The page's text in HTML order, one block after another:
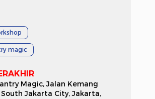
magic
Magic, Jalan Kemang
South Jakarta City, Jakarta,